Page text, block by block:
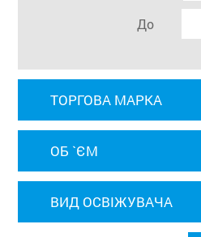
До
ТОРГОВА МАРКА
ОБ `ЄМ
ВИД ОСВІЖУВАЧА